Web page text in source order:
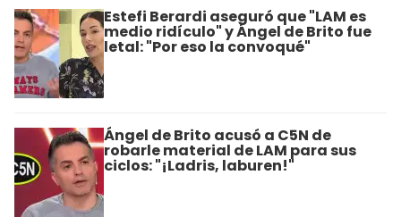
Estefi Berardi aseguró que "LAM es
medio ridículo" y Ángel de Brito fue
letal: "Por eso la convoqué"
Ángel de Brito acusó a C5N de
robarle material de LAM para sus
ciclos: "¡Ladris, laburen!"